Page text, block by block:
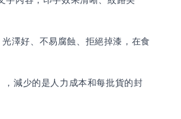
澤好、不易腐蝕、拒絕掉漆，在食
減少的是人力成本和每批貨的封